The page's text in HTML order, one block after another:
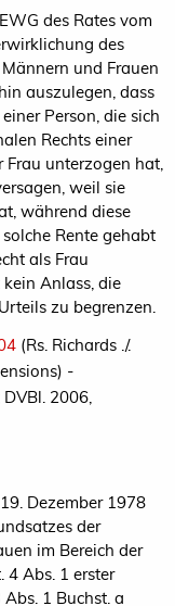
des Rates vom
des
und Frauen
auszulegen, dass
Person, die sich
Rechts einer
unterzogen hat,
weil sie
während diese
Rente gehabt
als Frau
kein Anlass, die
zu begrenzen.
(Rs. Richards ./.
-
DVBl. 2006,
Dezember 1978
der
im Bereich der
4 Abs. 1 erster
1 Buchst. a